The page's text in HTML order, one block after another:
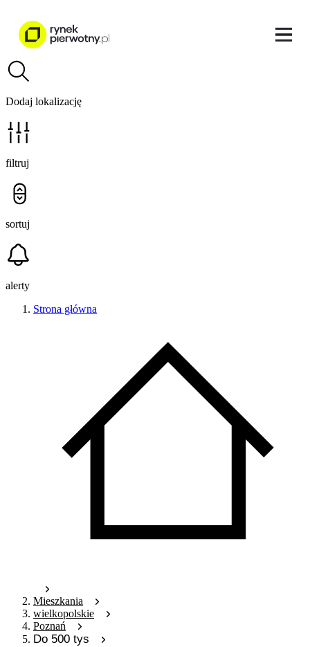
Dodaj lokalizację
filtruj
sortuj
alerty
Strona główna
Mieszkania
wielkopolskie
Poznań
Do 500 tys